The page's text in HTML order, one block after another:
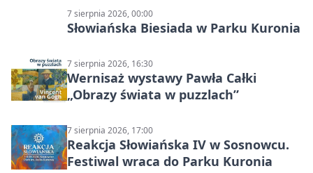
7 sierpnia 2026, 00:00
Słowiańska Biesiada w Parku Kuronia
7 sierpnia 2026, 16:30
Wernisaż wystawy Pawła Całki
„Obrazy świata w puzzlach”
7 sierpnia 2026, 17:00
Reakcja Słowiańska IV w Sosnowcu.
Festiwal wraca do Parku Kuronia